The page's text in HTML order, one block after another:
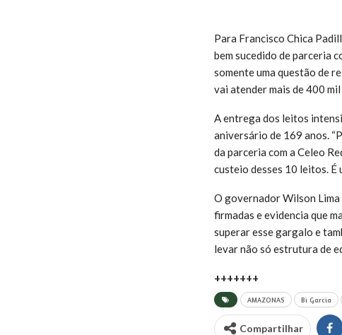
Para Francisco Chica
bem sucedido de parceria
somente uma questão de
vai atender mais de 400
A entrega dos leitos
aniversário de 169 anos.
da parceria com a Celeo
custeio desses 10 leitos. É
O governador Wilson
firmadas e evidencia que
superar esse gargalo e
levar não só estrutura de
+++++++
AMAZONAS Bi Garcia
Compartilhar